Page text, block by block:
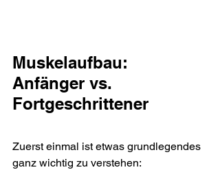
Muskelaufbau:
Anfänger vs.
Fortgeschrittener
Zuerst einmal ist etwas grundlegendes
ganz wichtig zu verstehen: